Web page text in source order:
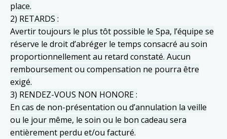
place.
2) RETARDS :
Avertir toujours le plus tôt possible le Spa, l’équipe se
réserve le droit d’abréger le temps consacré au soin
proportionnellement au retard constaté. Aucun
remboursement ou compensation ne pourra être
exigé.
3) RENDEZ-VOUS NON HONORE :
En cas de non-présentation ou d’annulation la veille
ou le jour même, le soin ou le bon cadeau sera
entièrement perdu et/ou facturé.